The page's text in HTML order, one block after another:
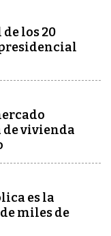
los 20
vivienda
es la
miles de